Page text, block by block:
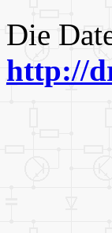
Die
http://